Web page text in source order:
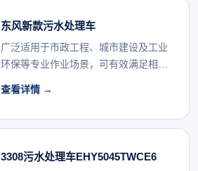
东风新款污水处理车
广泛适用于市政工程、城市建设及工业
环保等专业作业场景，可有效满足相关
查看详情 →
3308污水处理车EHY5045TWCE6